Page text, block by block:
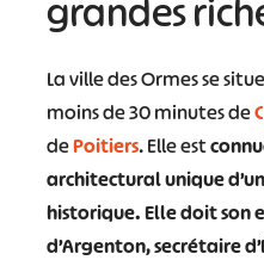
grandes
La ville des Ormes se
moins de 30 minutes de
dePoitiers. Elle est
architectural unique
historique. Elle doit son
d’Argenton, secrétaire